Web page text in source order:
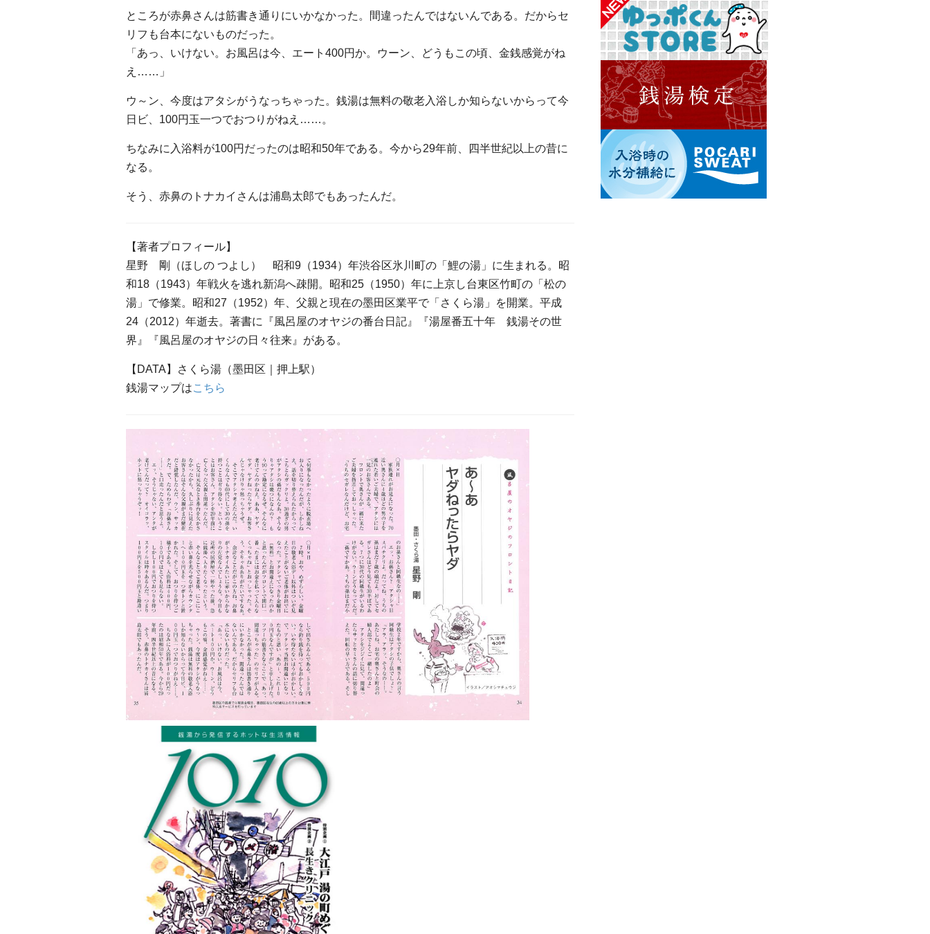
ところが赤鼻さんは筋書き通りにいかなかった。間違ったんではないんである。だからセ
リフも台本にないものだった。
「あっ、いけない。お風呂は今、エート400円か。ウーン、どうもこの頃、金銭感覚がね
え……」
ウ～ン、今度はアタシがうなっちゃった。銭湯は無料の敬老入浴しか知らないからって今
日ビ、100円玉一つでおつりがねえ……。
ちなみに入浴料が100円だったのは昭和50年である。今から29年前、四半世紀以上の昔に
なる。
そう、赤鼻のトナカイさんは浦島太郎でもあったんだ。
【著者プロフィール】
星野 剛（ほしの つよし） 昭和9（1934）年渋谷区氷川町の「鯉の湯」に生まれる。昭
和18（1943）年戦火を逃れ新潟へ疎開。昭和25（1950）年に上京し台東区竹町の「松の
湯」で修業。昭和27（1952）年、父親と現在の墨田区業平で「さくら湯」を開業。平成
24（2012）年逝去。著書に『風呂屋のオヤジの番台日記』『湯屋番五十年 銭湯その世
界』『風呂屋のオヤジの日々往来』がある。
【DATA】さくら湯（墨田区｜押上駅）
銭湯マップはこちら